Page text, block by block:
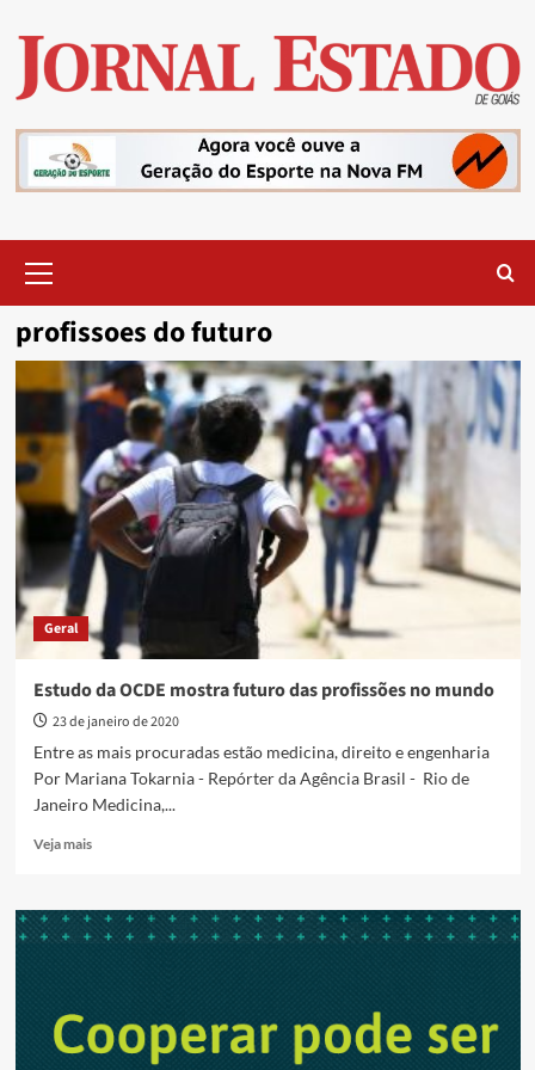
content
Menu
profissoes do futuro
Geral
Estudo da OCDE mostra futuro das profissões no mundo
23 de janeiro de 2020
Entre as mais procuradas estão medicina, direito e engenharia
Por Mariana Tokarnia - Repórter da Agência Brasil - Rio de
Janeiro Medicina,...
Veja maisRead
Estudo
das
profissões